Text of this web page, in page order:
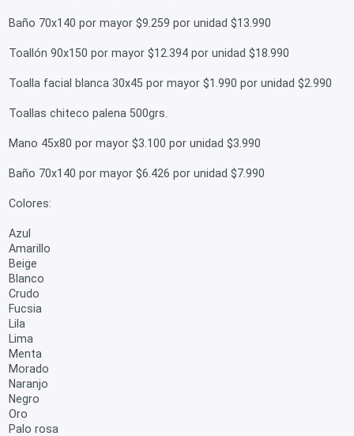
Baño 70x140 por mayor $9.259 por unidad $13.990
Toallón 90x150 por mayor $12.394 por unidad $18.990
Toalla facial blanca 30x45 por mayor $1.990 por unidad $2.990
Toallas chiteco palena 500grs.
Mano 45x80 por mayor $3.100 por unidad $3.990
Baño 70x140 por mayor $6.426 por unidad $7.990
Colores:
Azul
Amarillo
Beige
Blanco
Crudo
Fucsia
Lila
Lima
Menta
Morado
Naranjo
Negro
Oro
Palo rosa